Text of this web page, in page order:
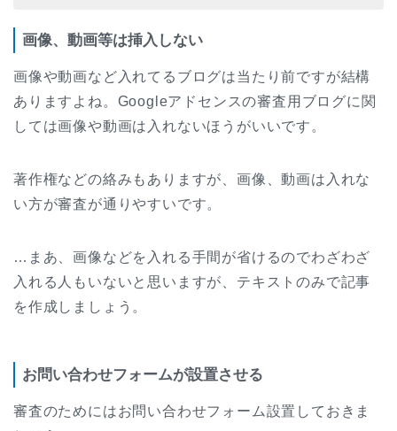
画像、動画等は挿入しない
画像や動画など入れてるブログは当たり前ですが結構
ありますよね。Googleアドセンスの審査用ブログに関
しては画像や動画は入れないほうがいいです。
著作権などの絡みもありますが、画像、動画は入れな
い方が審査が通りやすいです。
…まあ、画像などを入れる手間が省けるのでわざわざ
入れる人もいないと思いますが、テキストのみで記事
を作成しましょう。
お問い合わせフォームが設置させる
審査のためにはお問い合わせフォーム設置しておきま